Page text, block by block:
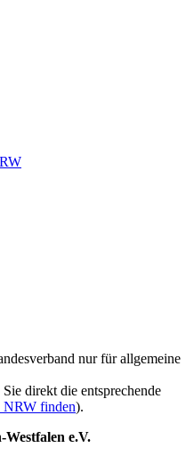
nur für allgemeine
direkt die entsprechende
NRW finden).
e.V.